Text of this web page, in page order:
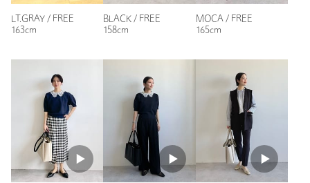
返品 対象商品 返品等について
カテゴリー | トートバッグ
洗濯表示 - 洗濯表示について
ニックネーム： なるみお
投稿日： 2025年4月19日
購入カラー：MOCA
普段の通勤用に購入しました。素材も良く、大きさもA4ファ
イルが余裕で入り、お弁当とマイボトルを入れても見た目も膨
LT.GRAY / FREE
163cm
BLACK / FREE
158cm
MOCA / FREE
165cm